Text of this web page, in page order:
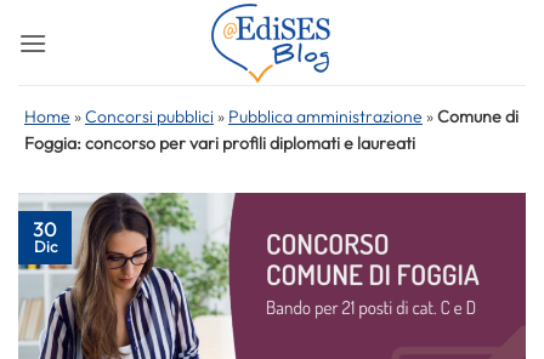
Home »Concorsi pubblici » Pubblica amministrazione »Comune di
Foggia: concorso per vari profili diplomati e laureati
30
Dic